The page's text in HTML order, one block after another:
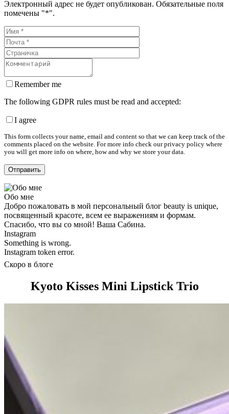
Электронный адрес не будет опубликован. Обязательные поля
помечены "*".
Remember me
The following GDPR rules must be read and accepted:
I agree
This form collects your name, email and content so that we can keep track of the
comments placed on the website. For more info check our privacy policy where
you will get more info on where, how and why we store your data.
Обо мне
Добро пожаловать в мой персональный блог beauty is unique,
посвященный красоте, всем ее выражениям и формам.
Спасибо, что вы со мной! Ваша Сабина.
Instagram
Something is wrong.
Instagram token error.
Скоро в блоге
Kyoto Kisses Mini Lipstick Trio